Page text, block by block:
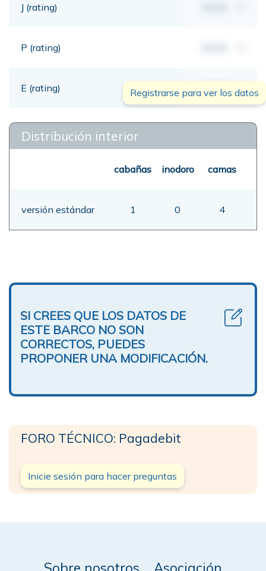
J (rating)
P (rating)
E (rating) 00,00 mt
Registrarse para ver los datos
Distribución interior
cabañas inodoro camas
versión estándar 1 0 4
SI CREES QUE LOS DATOS DE
ESTE BARCO NO SON
CORRECTOS, PUEDES
PROPONER UNA MODIFICACIÓN.
FORO TÉCNICO: Pagadebit
Inicie sesión para hacer preguntas